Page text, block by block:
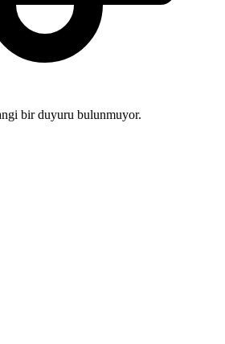
bir duyuru bulunmuyor.